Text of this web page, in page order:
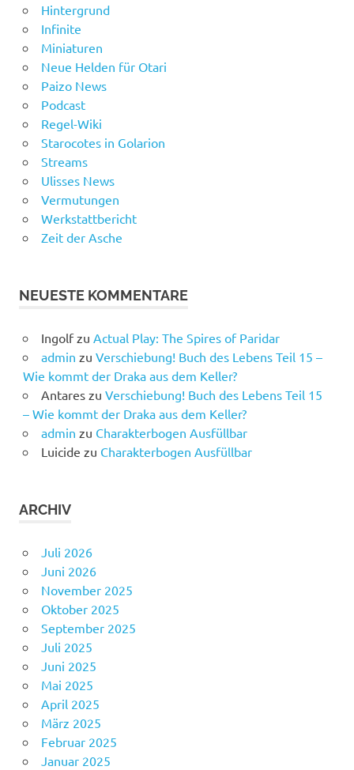
Hintergrund
Infinite
Miniaturen
Neue Helden für Otari
Paizo News
Podcast
Regel-Wiki
Starocotes in Golarion
Streams
Ulisses News
Vermutungen
Werkstattbericht
Zeit der Asche
NEUESTE KOMMENTARE
Ingolfzu Actual Play: The Spires of Paridar
admin zu Verschiebung! Buch des Lebens Teil 15 –
Wie kommt der Draka aus dem Keller?
Antareszu Verschiebung! Buch des Lebens Teil 15
– Wie kommt der Draka aus dem Keller?
admin zu Charakterbogen Ausfüllbar
Luicide zu Charakterbogen Ausfüllbar
ARCHIV
Juli 2026
Juni 2026
November 2025
Oktober 2025
September 2025
Juli 2025
Juni 2025
Mai 2025
April 2025
März 2025
Februar 2025
Januar 2025